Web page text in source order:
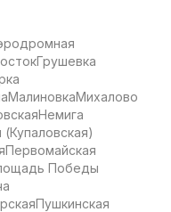
Грушевка
МалиновкаМихалово
Немига
Первомайская
Победы
Пушкинская